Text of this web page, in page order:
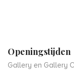
Openingstijden
Gallery en Gallery